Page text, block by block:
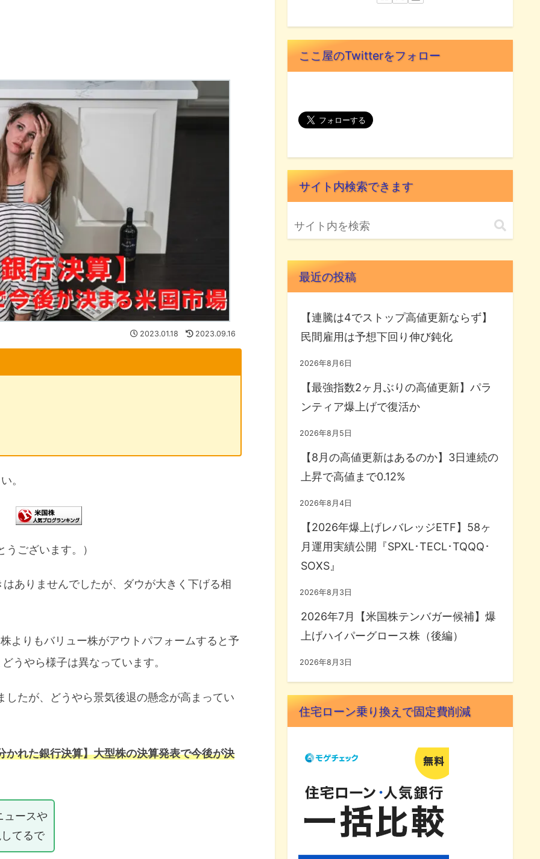
2023.01.18 2023.09.16
。
ございます。）
ありませんでしたが、ダウが大きく下げる相
よりもバリュー株がアウトパフォームすると予
うやら様子は異なっています。
たが、どうやら景気後退の懸念が高まってい
かれた銀行決算】大型株の決算発表で今後が決
ュースや
てるで
ここ屋のTwitterをフォロー
サイト内検索できます
最近の投稿
【連騰は4でストップ高値更新ならず】
民間雇用は予想下回り伸び鈍化
2026年8月6日
【最強指数2ヶ月ぶりの高値更新】パラ
ンティア爆上げで復活か
2026年8月5日
【8月の高値更新はあるのか】3日連続の
上昇で高値まで0.12%
2026年8月4日
【2026年爆上げレバレッジETF】58ヶ
月運用実績公開『SPXL･TECL･TQQQ･
SOXS』
2026年8月3日
2026年7月【米国株テンバガー候補】爆
上げハイパーグロース株（後編）
2026年8月3日
住宅ローン乗り換えで固定費削減